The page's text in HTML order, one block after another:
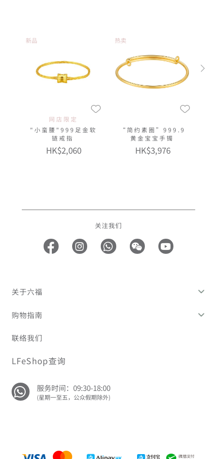
新品
网店限定
"小蛮腰"999足金软
链戒指
HK$2,060
热卖
“简约素圈”999.9
黄金宝宝手镯
HK$3,976
关注我们
关于六福
购物指南
联络我们
LFeShop查询
服务时间：09:30-18:00
(星期一至五，公众假期除外)